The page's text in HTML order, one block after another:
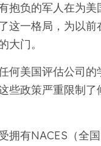
抱负的军人在为
这一格局，为以
大门。
何美国评估公司
些政策严重限制
拥有NACES（全